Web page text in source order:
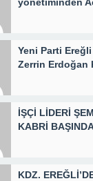
Yeni Parti
Zerrin Erdoğan
İŞÇİ LİDERİ
KABRİ
KDZ.